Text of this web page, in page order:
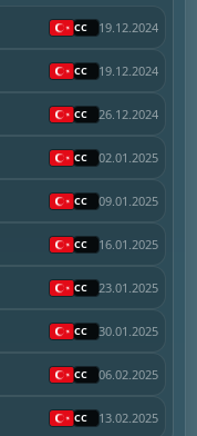
19.12.2024
19.12.2024
26.12.2024
02.01.2025
09.01.2025
16.01.2025
23.01.2025
30.01.2025
06.02.2025
13.02.2025